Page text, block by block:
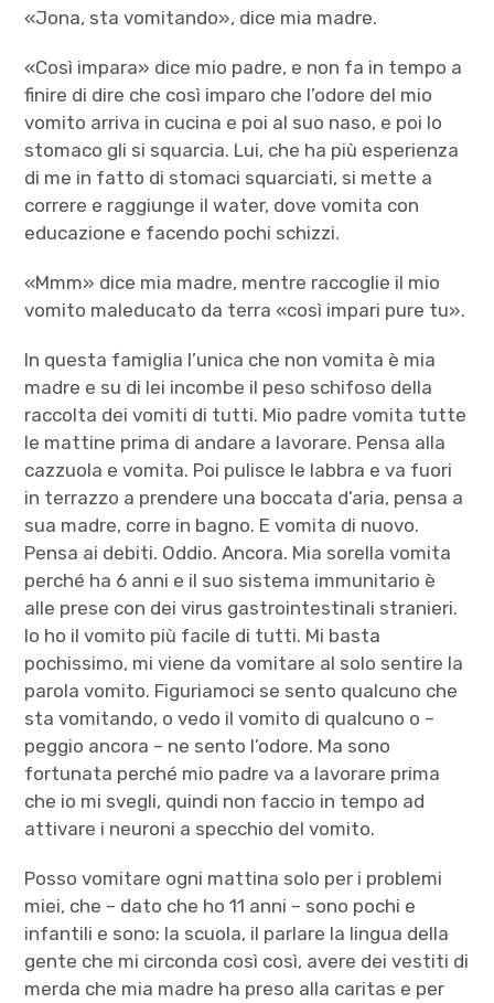
«Jona, sta vomitando», dice mia madre.
«Così impara» dice mio padre, e non fa in tempo a
finire di dire che così imparo che l’odore del mio
vomito arriva in cucina e poi al suo naso, e poi lo
stomaco gli si squarcia. Lui, che ha più esperienza
di me in fatto di stomaci squarciati, si mette a
correre e raggiunge il water, dove vomita con
educazione e facendo pochi schizzi.
«Mmm» dice mia madre, mentre raccoglie il mio
vomito maleducato da terra «così impari pure tu».
In questa famiglia l’unica che non vomita è mia
madre e su di lei incombe il peso schifoso della
raccolta dei vomiti di tutti. Mio padre vomita tutte
le mattine prima di andare a lavorare. Pensa alla
cazzuola e vomita. Poi pulisce le labbra e va fuori
in terrazzo a prendere una boccata d’aria, pensa a
sua madre, corre in bagno. E vomita di nuovo.
Pensa ai debiti. Oddio. Ancora. Mia sorella vomita
perché ha 6 anni e il suo sistema immunitario è
alle prese con dei virus gastrointestinali stranieri.
Io ho il vomito più facile di tutti. Mi basta
pochissimo, mi viene da vomitare al solo sentire la
parola vomito. Figuriamoci se sento qualcuno che
sta vomitando, o vedo il vomito di qualcuno o –
peggio ancora – ne sento l’odore. Ma sono
fortunata perché mio padre va a lavorare prima
che io mi svegli, quindi non faccio in tempo ad
attivare i neuroni a specchio del vomito.
Posso vomitare ogni mattina solo per i problemi
miei, che – dato che ho 11 anni – sono pochi e
infantili e sono: la scuola, il parlare la lingua della
gente che mi circonda così così, avere dei vestiti di
merda che mia madre ha preso alla caritas e per